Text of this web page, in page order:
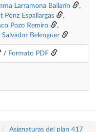
Larramona Ballarín
,
Ponz Espallargas
,
Pozo Remiro
,
Salvador Belenguer
/ Formato PDF
Asignaturas del plan 417